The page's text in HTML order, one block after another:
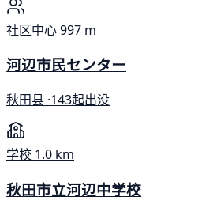
社区中心997 m
河辺市民センター
秋田县 ·143起出没
学校 1.0 km
秋田市立河辺中学校